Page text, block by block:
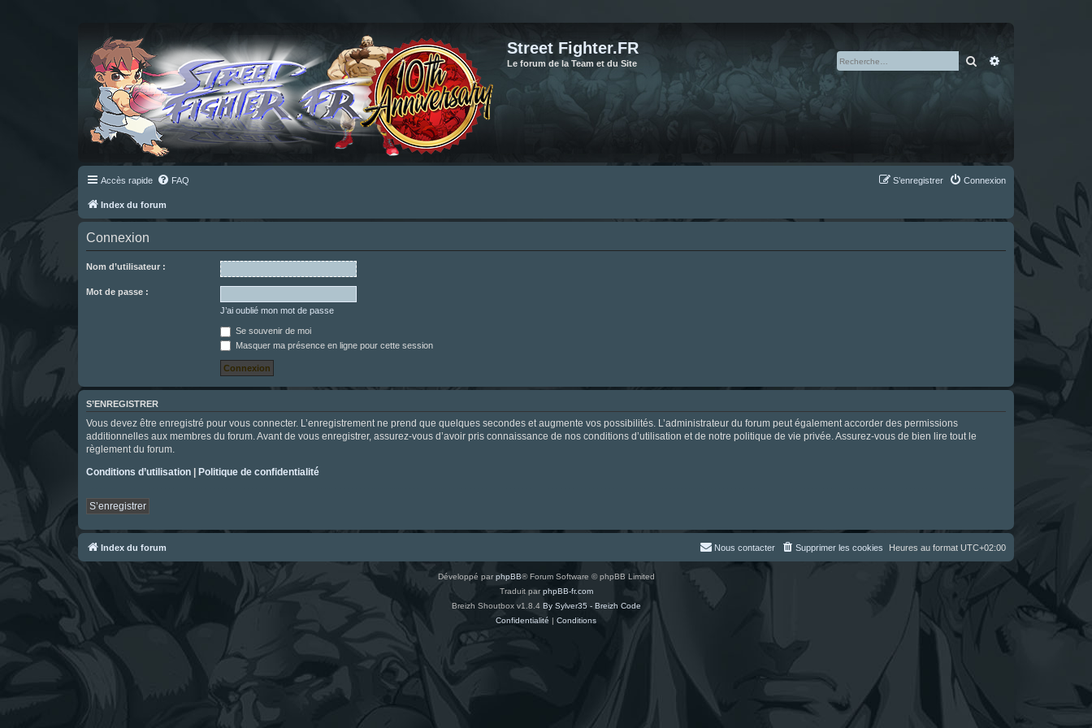
Street Fighter.FR
Le forum de la Team et du Site Rechercher
Accès rapide FAQ Connexion
S’enregistrer
Index du forum
Connexion
Nom d’utilisateur :
Mot de passe :
J’ai oublié mon mot de passe
Se souvenir de moi
Masquer ma présence en ligne pour cette session
S’ENREGISTRER
Vous devez être enregistré pour vous connecter. L’enregistrement ne prend que quelques secondes et augmente vos possibilités. L’administrateur du forum peut également accorder des permissions
additionnelles aux membres du forum. Avant de vous enregistrer, assurez-vous d’avoir pris connaissance de nos conditions d’utilisation et de notre politique de vie privée. Assurez-vous de bien lire tout le
règlement du forum.
Conditions d’utilisation | Politique de confidentialité
S’enregistrer
Index du forum Heures au format UTC+02:00
Supprimer les cookies
Nous contacter
Développé par phpBB® Forum Software © phpBB Limited
Traduit parphpBB-fr.com
Breizh Shoutbox v1.8.4 By Sylver35 - Breizh Code
Confidentialité | Conditions